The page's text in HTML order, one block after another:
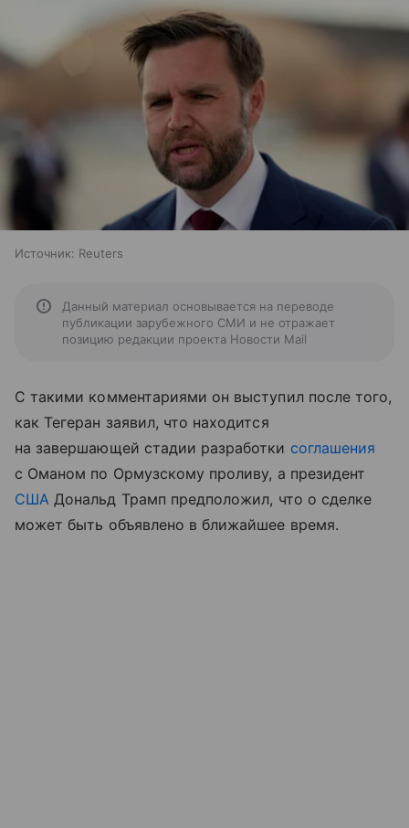
Источник: Reuters
Данный материал основывается на переводе
публикации зарубежного СМИ и не отражает
позицию редакции проекта Новости Mail
С такими комментариями он выступил после того,
как Тегеран заявил, что находится
на завершающей стадии разработки соглашения
с Оманом по Ормузскому проливу, а президент
США Дональд Трамп предположил, что о сделке
может быть объявлено в ближайшее время.